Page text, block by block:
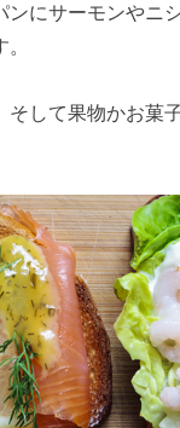
にサーモンやニ
して果物かお菓